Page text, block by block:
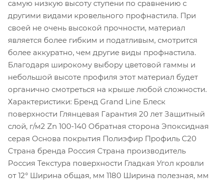
самую низкую высоту ступени по сравнению с
другими видами кровельного профнастила. При
своей не очень высокой прочности, материал
является более гибким и податливым, смотрится
более аккуратно, чем другие виды профнастила.
Благодаря широкому выбору цветовой гаммы и
небольшой высоте профиля этот материал будет
органично смотреться на крыше любой сложности.
Характеристики: Бренд Grand Line Блеск
поверхности Глянцевая Гарантия 20 лет Защитный
слой, г/м2 Zn 100-140 Обратная сторона Эпоксидная
серая Основа покрытия Полиэфир Профиль С20
Страна бренда Россия Страна производитель
Россия Текстура поверхности Гладкая Угол кровли
от 12° Ширина общая, мм 1180 Ширина полезная, мм